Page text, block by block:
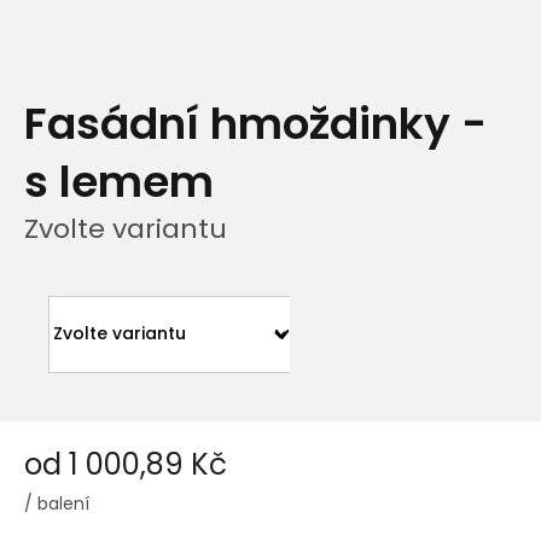
Fasádní hmoždinky -
s lemem
Zvolte variantu
od 1 000,89 Kč
/ balení